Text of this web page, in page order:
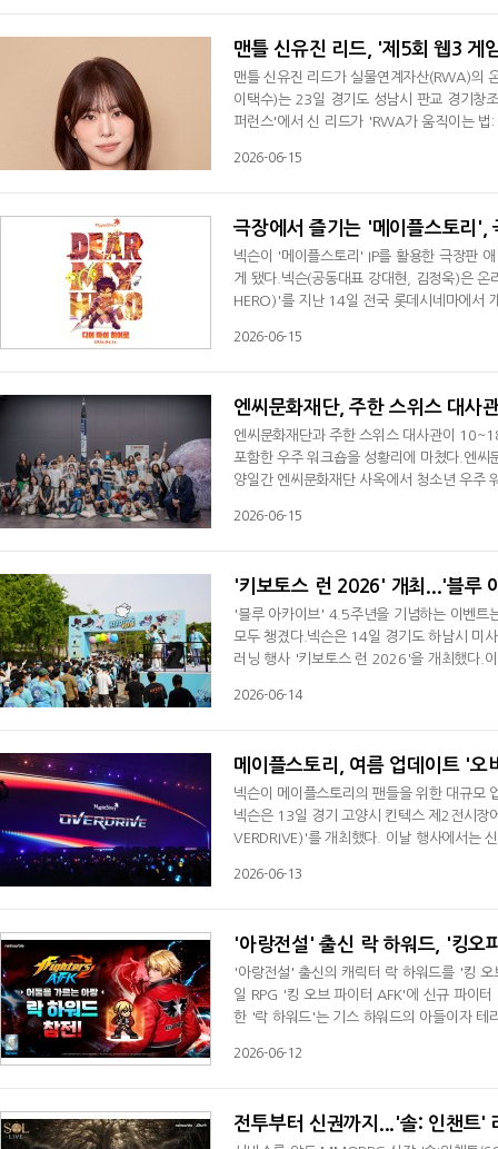
맨틀 신유진 리드, '제5회 웹3 게
맨틀 신유진 리드가 실물연계자산(RWA)의
이택수)는 23일 경기도 성남시 판교 경기창
퍼런스'에서 신 리드가 'RWA가 움직이는
례 위주로 공유한다. 자산이 온체인에서 유
2026-06-15
극장에서 즐기는 '메이플스토리',
넥슨이 '메이플스토리' IP를 활용한 극장판
게 됐다.넥슨(공동대표 강대현, 김정욱)은
HERO)'를 지난 14일 전국 롯데시네마에서
이지 및 애플리케이션에서 진행하며, 티켓
2026-06-15
엔씨문화재단, 주한 스위스 대사
엔씨문화재단과 주한 스위스 대사관이
포함한 우주 워크숍을 성황리에 마쳤다.엔
양일간 엔씨문화재단 사옥에서 청소년 우
청소년 창의활동 공간 '프로젝토리'의 오픈
2026-06-15
'키보토스 런 2026' 개최...'블루
'블루 아카이브' 4.5주년을 기념하는 이벤트
모두 챙겼다.넥슨은 14일 경기도 하남시 미
러닝 행사 '키보토스 런 2026'을 개최했다.
해 푸르메재단 넥슨어린이재활병원의 운영
2026-06-14
메이플스토리, 여름 업데이트 '
넥슨이 메이플스토리의 팬들을 위한 대규모
넥슨은 13일 경기 고양시 킨텍스 제2전시
VERDRIVE)'를 개최했다. 이날 행사에서는
채널, 넥슨 라이브를 통해 생중계됐다.행사
2026-06-13
'아랑전설' 출신 락 하워드, '킹오
'아랑전설' 출신의 캐릭터 락 하워드를 '킹
일 RPG '킹 오브 파이터 AFK'에 신규 파이
한 '락 하워드'는 기스 하워드의 아들이자 테
인피니티 챌린지, 영향력 콘텐츠가 확장됐
2026-06-12
전투부터 신권까지...'솔: 인챈트'